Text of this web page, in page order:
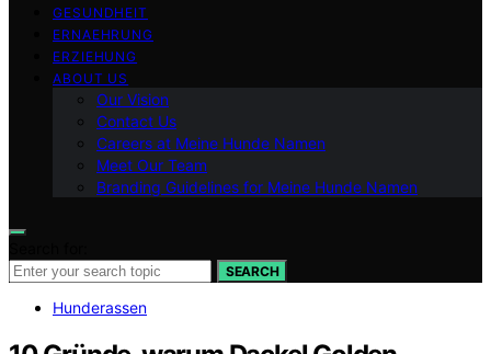
GESUNDHEIT
ERNAEHRUNG
ERZIEHUNG
ABOUT US
Our Vision
Contact Us
Careers at Meine Hunde Namen
Meet Our Team
Branding Guidelines for Meine Hunde Namen
SEARCH
Hunderassen